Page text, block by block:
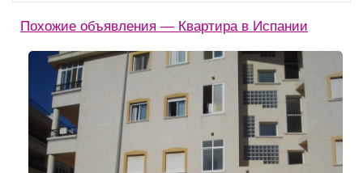
Похожие объявления — Квартира в Испании